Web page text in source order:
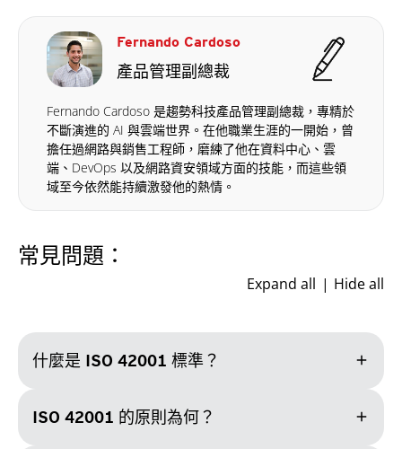
Fernando Cardoso
產品管理副總裁
Fernando Cardoso 是趨勢科技產品管理副總裁，專精於
不斷演進的 AI 與雲端世界。在他職業生涯的一開始，曾
擔任過網路與銷售工程師，磨練了他在資料中心、雲
端、DevOps 以及網路資安領域方面的技能，而這些領
域至今依然能持續激發他的熱情。
常見問題：
Expand all Hide all
什麼是 ISO 42001 標準？ add
ISO 42001 的原則為何？ add